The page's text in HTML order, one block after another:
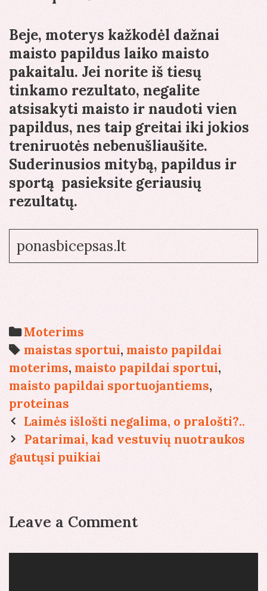
Beje, moterys kažkodėl dažnai
maisto papildus laiko maisto
pakaitalu. Jei norite iš tiesų
tinkamo rezultato, negalite
atsisakyti maisto ir naudoti vien
papildus, nes taip greitai iki jokios
treniruotės nebenušliaušite.
Suderinusios mitybą, papildus ir
sportą pasieksite geriausių
rezultatų.
ponasbicepsas.lt
Categories
Moterims
Tags
maistas sportui, maisto papildai
moterims,maisto papildai sportui,
maisto papildai sportuojantiems,
proteinas
Post
navigation
Laimės išlošti negalima, o pralošti?..
Patarimai, kad vestuvių nuotraukos
gautųsi puikiai
Leave a Comment